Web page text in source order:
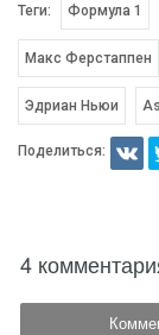
Теги: Формула 1
Макс Ферстаппен
Эдриан Ньюи
Поделиться:
4